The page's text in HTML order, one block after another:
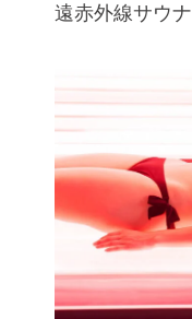
遠赤外線サウナ